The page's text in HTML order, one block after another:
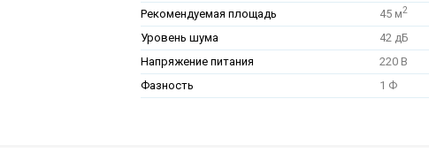
Рекомендуемая площадь
45 м2
Уровень шума
42 дБ
Напряжение питания
220 В
Фазность
1 Ф